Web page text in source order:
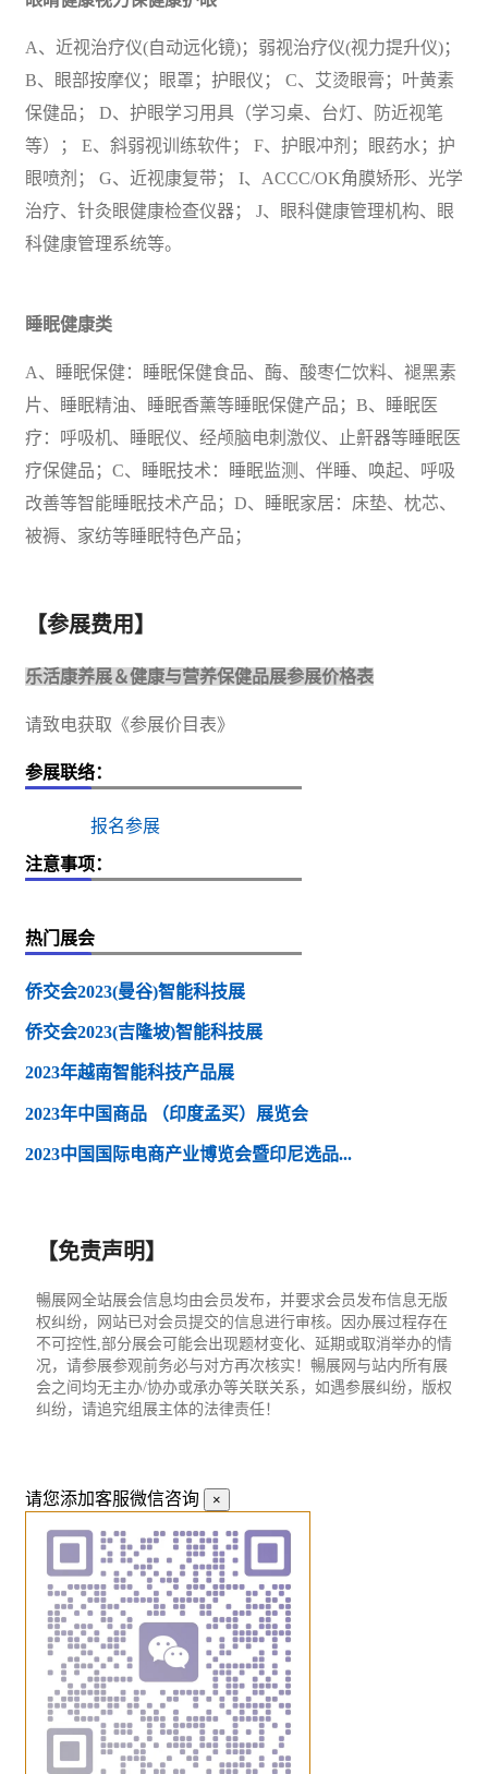
A、近视治疗仪(自动远化镜)；弱视治疗仪(视力提升仪)；
B、眼部按摩仪；眼罩；护眼仪； C、艾烫眼膏；叶黄素
保健品； D、护眼学习用具（学习桌、台灯、防近视笔
等）； E、斜弱视训练软件； F、护眼冲剂；眼药水；护
眼喷剂； G、近视康复带； I、ACCC/OK角膜矫形、光学
治疗、针灸眼健康检查仪器； J、眼科健康管理机构、眼
科健康管理系统等。
睡眠健康类
A、睡眠保健：睡眠保健食品、酶、酸枣仁饮料、褪黑素
片、睡眠精油、睡眠香薰等睡眠保健产品；B、睡眠医
疗：呼吸机、睡眠仪、经颅脑电刺激仪、止鼾器等睡眠医
疗保健品；C、睡眠技术：睡眠监测、伴睡、唤起、呼吸
改善等智能睡眠技术产品；D、睡眠家居：床垫、枕芯、
被褥、家纺等睡眠特色产品；
【参展费用】
乐活康养展＆健康与营养保健品展参展价格表
请致电获取《参展价目表》
参展联络：
报名参展
注意事项：
热门展会
侨交会2023(曼谷)智能科技展
侨交会2023(吉隆坡)智能科技展
2023年越南智能科技产品展
2023年中国商品 （印度孟买）展览会
2023中国国际电商产业博览会暨印尼选品...
【免责声明】
暢展网全站展会信息均由会员发布，并要求会员发布信息无版
权纠纷，网站已对会员提交的信息进行审核。因办展过程存在
不可控性,部分展会可能会出现题材变化、延期或取消举办的情
况，请参展参观前务必与对方再次核实！暢展网与站内所有展
会之间均无主办/协办或承办等关联关系，如遇参展纠纷，版权
纠纷，请追究组展主体的法律责任！
请您添加客服微信咨询 ×